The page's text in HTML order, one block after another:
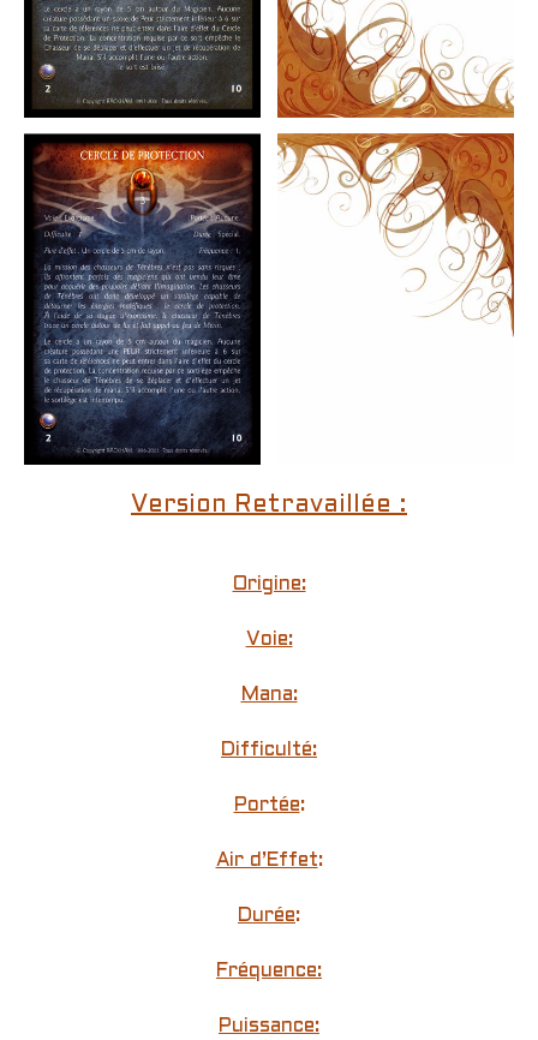
Version Retravaillée :
Origine:
Voie:
Mana:
Difficulté:
Portée:
Air d’Effet:
Durée:
Fréquence:
Puissance: